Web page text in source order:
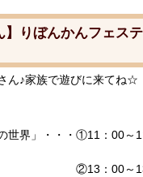
】りぼんかんフェス
ん♪家族で遊びに来てね☆
」・・・①11：00～
13：30（